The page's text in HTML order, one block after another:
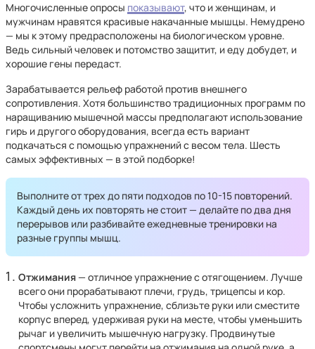
Многочисленные опросы показывают, что и женщинам, и
мужчинам нравятся красивые накачанные мышцы. Немудрено
— мы к этому предрасположены на биологическом уровне.
Ведь сильный человек и потомство защитит, и еду добудет, и
хорошие гены передаст.
Зарабатывается рельеф работой против внешнего
сопротивления. Хотя большинство традиционных программ по
наращиванию мышечной массы предполагают использование
гирь и другого оборудования, всегда есть вариант
подкачаться с помощью упражнений с весом тела. Шесть
самых эффективных — в этой подборке!
Выполните от трех до пяти подходов по 10-15 повторений.
Каждый день их повторять не стоит — делайте по два дня
перерывов или разбивайте ежедневные тренировки на
разные группы мышц.
Отжимания— отличное упражнение с отягощением. Лучше
всего они прорабатывают плечи, грудь, трицепсы и кор.
Чтобы усложнить упражнение, сблизьте руки или сместите
корпус вперед, удерживая руки на месте, чтобы уменьшить
рычаг и увеличить мышечную нагрузку. Продвинутые